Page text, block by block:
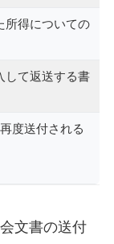
所得についての
して返送する書
度送付される
文書の送付